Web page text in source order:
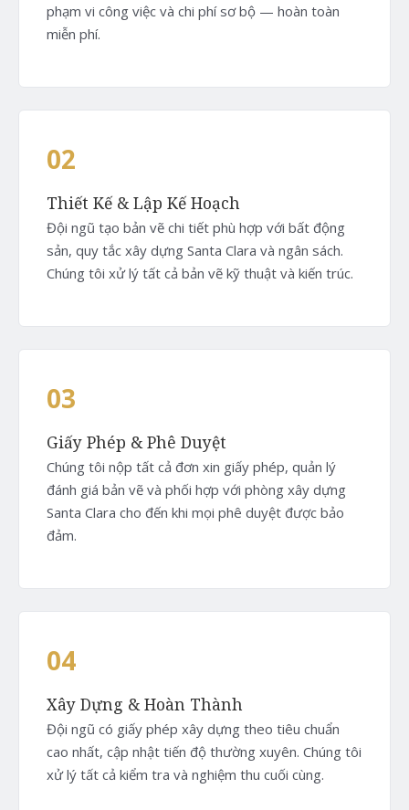
phạm vi công việc và chi phí sơ bộ — hoàn toàn
miễn phí.
02
Thiết Kế & Lập Kế Hoạch
Đội ngũ tạo bản vẽ chi tiết phù hợp với bất động
sản, quy tắc xây dựng Santa Clara và ngân sách.
Chúng tôi xử lý tất cả bản vẽ kỹ thuật và kiến trúc.
03
Giấy Phép & Phê Duyệt
Chúng tôi nộp tất cả đơn xin giấy phép, quản lý
đánh giá bản vẽ và phối hợp với phòng xây dựng
Santa Clara cho đến khi mọi phê duyệt được bảo
đảm.
04
Xây Dựng & Hoàn Thành
Đội ngũ có giấy phép xây dựng theo tiêu chuẩn
cao nhất, cập nhật tiến độ thường xuyên. Chúng tôi
xử lý tất cả kiểm tra và nghiệm thu cuối cùng.